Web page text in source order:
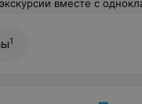
рассказывали об истории этого места, о его легендах. Можно было купить сувениры. Включен был интерактив. Ребята в национальных и рыцарских костюмах учили, как топоры метать,
1